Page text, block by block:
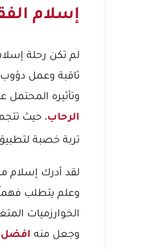
إسلام
لم تكن رحلة
ثاقبة وعمل دؤوب
وتأثيره المحتمل
الرحاب، حيث
تربة خصبة
لقد أدرك إسلام
وعلم يتطلب فهماً
الخوارزميات
وجعل منه افضل